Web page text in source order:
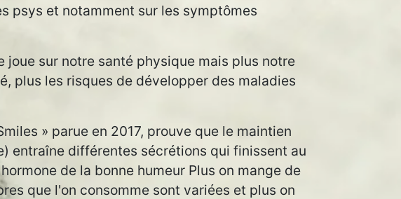
psys et notamment sur les symptômes
joue sur notre santé physique mais plus notre
plus les risques de développer des maladies
» parue en 2017, prouve que le maintien
entraîne différentes sécrétions qui finissent au
de la bonne humeur Plus on mange de
que l'on consomme sont variées et plus on